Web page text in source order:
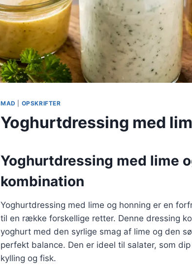
MAD OPSKRIFTER
Yoghurtdressing med
Yoghurtdressing med lime
kombination
Yoghurtdressing med lime og honning er en
til en række forskellige retter. Denne dressing
yoghurt med den syrlige smag af lime og den
perfekt balance. Den er ideel til salater, som
kylling og fisk.